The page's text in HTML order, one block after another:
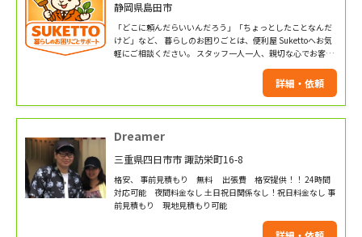
静岡県島田市
「どこに頼んだらいいんだろう」「ちょっとしたことなんだ
けど」など、 暮らしのお困りごとは、便利屋 Sukettoへお気
軽にご相談ください。 スタッフ一人一人、親切な心でお客様
● 訪問先ごとに手指消毒します。 ● フィジカルディスタ
詳細・依頼
Dreamer
三重県四日市市 諏訪栄町16-8
格安、 事前見積もり 無料 出張費 格安提供！！ 24時間
対応可能 夜間料金なし 土日祝日関係なし！祝日料金なし 事
前見積もり 現地見積もり可能